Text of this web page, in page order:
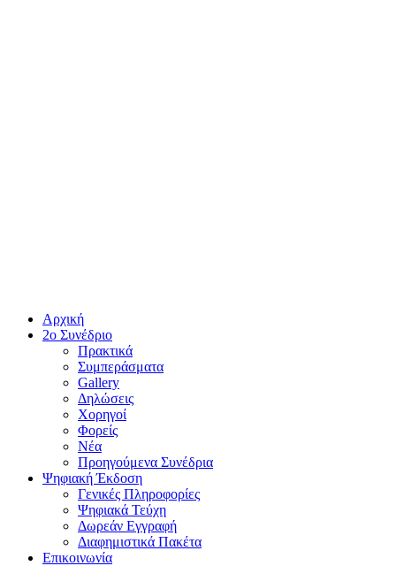
Αρχική
2ο Συνέδριο
Πρακτικά
Συμπεράσματα
Gallery
Δηλώσεις
Χορηγοί
Φορείς
Νέα
Προηγούμενα Συνέδρια
Ψηφιακή Έκδοση
Γενικές Πληροφορίες
Ψηφιακά Τεύχη
Δωρεάν Εγγραφή
Διαφημιστικά Πακέτα
Επικοινωνία